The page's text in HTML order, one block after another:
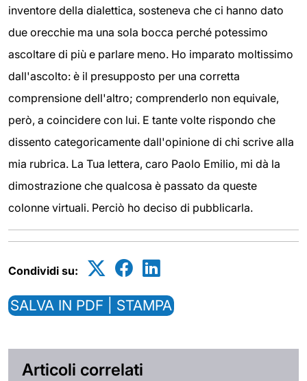
inventore della dialettica, sosteneva che ci hanno dato
due orecchie ma una sola bocca perché potessimo
ascoltare di più e parlare meno. Ho imparato moltissimo
dall'ascolto: è il presupposto per una corretta
comprensione dell'altro; comprenderlo non equivale,
però, a coincidere con lui. E tante volte rispondo che
dissento categoricamente dall'opinione di chi scrive alla
mia rubrica. La Tua lettera, caro Paolo Emilio, mi dà la
dimostrazione che qualcosa è passato da queste
colonne virtuali. Perciò ho deciso di pubblicarla.
Condividi su:
SALVA IN PDF | STAMPA
Articoli correlati